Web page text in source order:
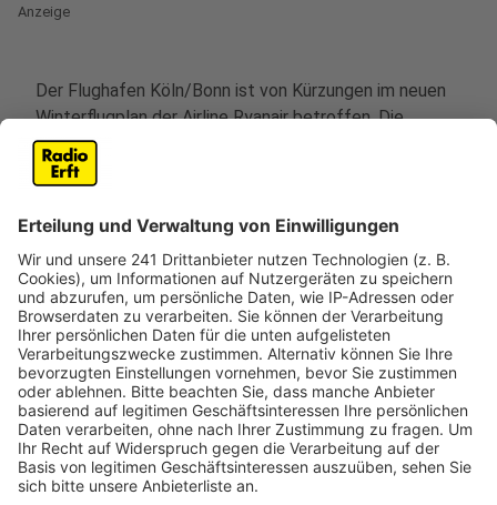
Anzeige
Der Flughafen Köln/Bonn ist von Kürzungen im neuen
Winterflugplan der Airline Ryanair betroffen. Die
Fluggesellschaft streicht die Verbindungen in die
britische Stadt Bristol und die dänische Hauptstadt
Hintergrund ist ein langjähriger Streit zwischen Ryanair
und den deutschen Behörden über die
Luftverkehrssteuer. Laut der Airline seien die
Zugangskosten in Deutschland durch diese Steuer zu
hoch.
Die Kürzungen betreffen nicht nur Köln/Bonn:
Bundesweit will Ryanair 24 Strecken aus dem
Programm nehmen. Das bedeutet rund 800.000
Sitzplätze weniger als bisher.